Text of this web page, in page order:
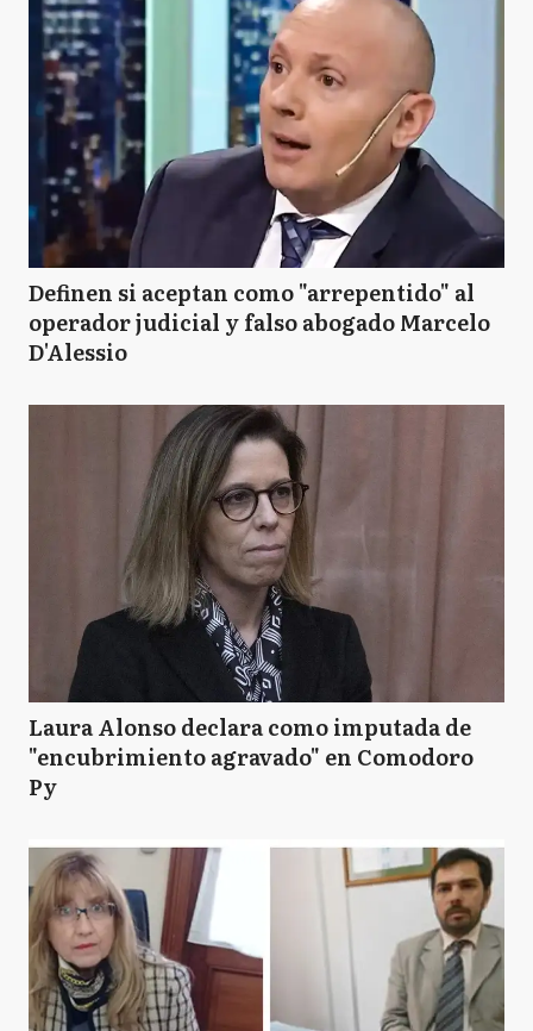
Definen si aceptan como "arrepentido" al
operador judicial y falso abogado Marcelo
D'Alessio
Laura Alonso declara como imputada de
"encubrimiento agravado" en Comodoro
Py